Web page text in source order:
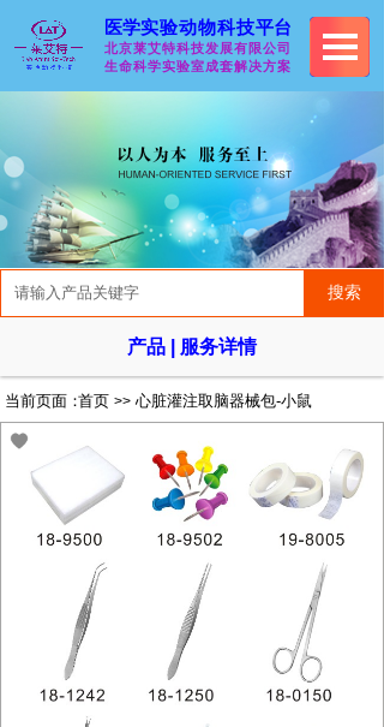
搜索
产品 | 服务详情
当前页面：首页 >> 心脏灌注取脑器械包-小鼠
医学实验动物科技平台
北京莱艾特科技发展有限公司
生命科学实验室成套解决方案